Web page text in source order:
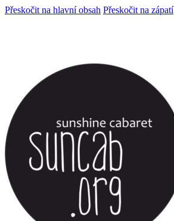
Přeskočit na hlavní obsah Přeskočit na zápatí